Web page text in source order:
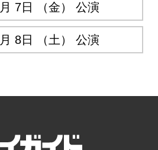
7日 （金） 公演
8日 （土） 公演